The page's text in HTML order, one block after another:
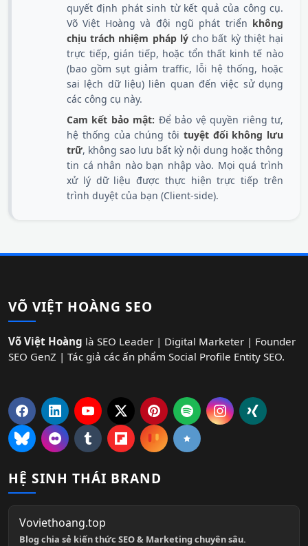
quyết định phát sinh từ kết quả của công cụ.
Võ Việt Hoàng và đội ngũ phát triển không
chịu trách nhiệm pháp lýcho bất kỳ thiệt hại
trực tiếp, gián tiếp, hoặc tổn thất kinh tế nào
(bao gồm sụt giảm traffic, lỗi hệ thống, hoặc
sai lệch dữ liệu) liên quan đến việc sử dụng
các công cụ này.
Cam kết bảo mật: Để bảo vệ quyền riêng tư,
hệ thống của chúng tôi tuyệt đối không lưu
trữ, không sao lưu bất kỳ nội dung hoặc thông
tin cá nhân nào bạn nhập vào. Mọi quá trình
xử lý dữ liệu được thực hiện trực tiếp trên
trình duyệt của bạn (Client-side).
VÕ VIỆT HOÀNG SEO
Võ Việt Hoàng là SEO Leader | Digital Marketer | Founder
SEO GenZ | Tác giả các ấn phẩm Social Profile Entity SEO.
HỆ SINH THÁI BRAND
Voviethoang.top
Blog chia sẻ kiến thức SEO & Marketing chuyên sâu.